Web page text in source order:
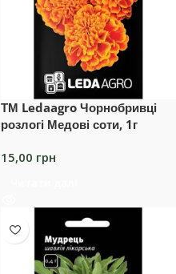
ТМ Ledaagro Чорнобривці
розлогі Медові соти, 1г
15,00 грн